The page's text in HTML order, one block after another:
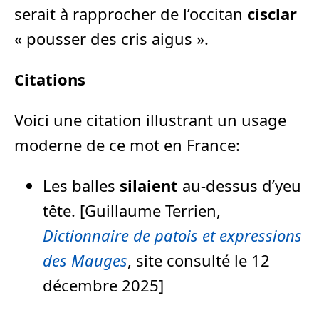
serait à rapprocher de l’occitan cisclar
« pousser des cris aigus ».
Citations
Voici une citation illustrant un usage
moderne de ce mot en France:
Les balles silaient au-dessus d’yeu
tête. [Guillaume Terrien,
Dictionnaire de patois et expressions
des Mauges, site consulté le 12
décembre 2025]